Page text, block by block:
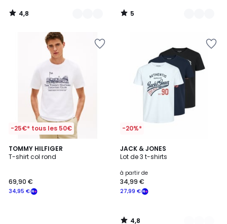
4,8
/
5
/
-25€* tous les 50€
TOMMY HILFIGER
T-shirt col rond
34,95 €
69,90 €
-20%*
JACK & JONES
Lot de 3 t-shirts
à partir de
27,99 €
34,99 €
4,8
/ 5
3
Couleurs
4,8